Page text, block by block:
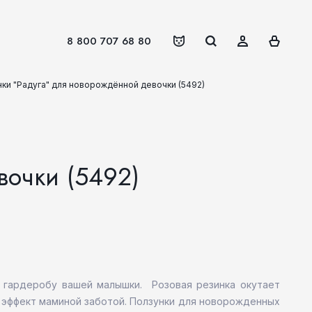
8 800 707 68 80
"Радуга" для новорождённой девочки (5492)
(5492)
вашей малышки. Розовая резинка окутает
маминой заботой. Ползунки для новорожденных